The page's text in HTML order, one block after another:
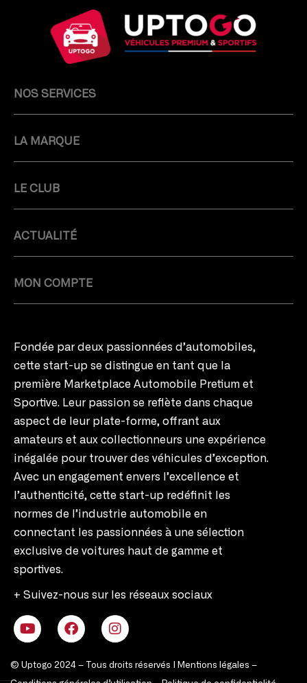
NOS SERVICES
LA MARQUE
LE CLUB
ACTUALITÉ
MON COMPTE
Fondée par deux passionnées d’automobiles,
cette start-up se distingue en tant que la
première Marketplace Automobile Pretium et
Sportive. Leur passion se reflète dans chaque
aspect de leur plate-forme, offrant aux
amateurs et aux collectionneurs une expérience
inégalée pour trouver des véhicules d’exception.
Avec un engagement envers l’excellence et
l’authenticité, cette start-up redéfinit les
normes de l’industrie automobile en
connectant les passionnées à une sélection
exclusive de voitures haut de gamme et
sportives.
+ Suivez-nous sur les réseaux sociaux
© Uptogo 2024 – Tous droits réservés | Mentions légales –